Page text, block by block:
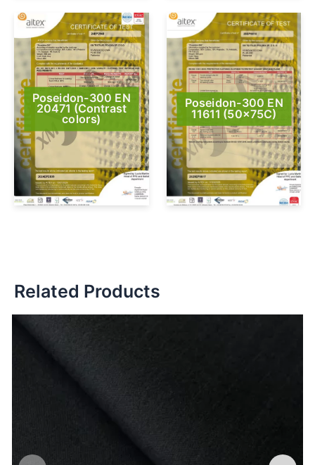
Poseidon-300 EN
20471 (Contrast
colors)
Poseidon-300 EN
11611 (50x75C)
Related Products